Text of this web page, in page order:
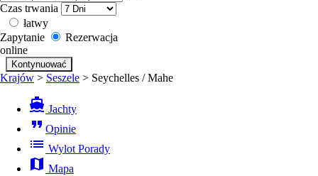
Czas trwania
łatwy
Zapytanie
Rezerwacja
online
Krajów > Seszele > Seychelles / Mahe
directions_boat Jachty
format_quote Opinie
list Wylot Porady
map Mapa